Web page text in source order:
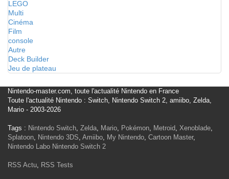
LEGO
Multi
Cinéma
Film
console
Autre
Deck Builder
Jeu de plateau
Nintendo-master.com, toute l'actualité Nintendo en France
Toute l'actualité Nintendo : Switch, Nintendo Switch 2, amiibo, Zelda,
Mario - 2003-2026
Tags : Nintendo Switch, Zelda, Mario, Pokémon, Metroid, Xenoblade,
Splatoon, Nintendo 3DS, Amiibo, My Nintendo, Cartoon Master,
Nintendo Labo Nintendo Switch 2
RSS Actu, RSS Tests